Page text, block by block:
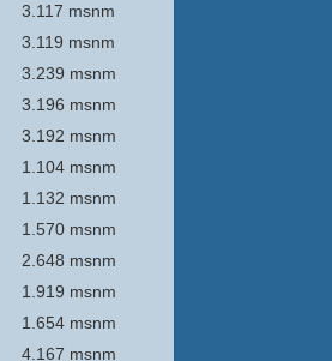
3.117 msnm
3.119 msnm
3.239 msnm
3.196 msnm
3.192 msnm
1.104 msnm
1.132 msnm
1.570 msnm
2.648 msnm
1.919 msnm
1.654 msnm
4.167 msnm